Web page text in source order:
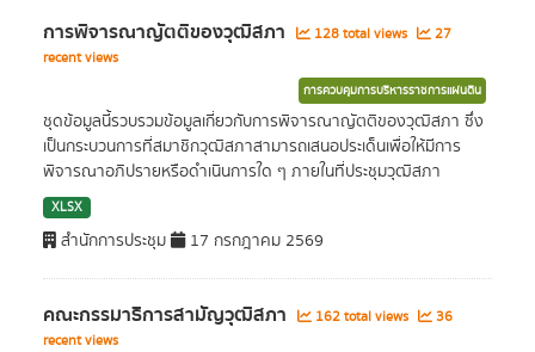
การพิจารณาญัตติของวุฒิสภา 128 total views
27
recent views
การควบคุมการบริหารราชการแผ่นดิน
ชุดข้อมูลนี้รวบรวมข้อมูลเกี่ยวกับการพิจารณาญัตติของวุฒิสภา ซึ่ง
เป็นกระบวนการที่สมาชิกวุฒิสภาสามารถเสนอประเด็นเพื่อให้มีการ
พิจารณาอภิปรายหรือดำเนินการใด ๆ ภายในที่ประชุมวุฒิสภา
XLSX
สำนักการประชุม 17 กรกฎาคม 2569
คณะกรรมาธิการสามัญวุฒิสภา 162 total views
36
recent views